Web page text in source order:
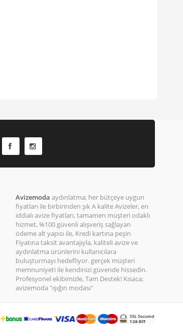
Avizemoda aydınlatma; her bütçeye uygun
fiyatları ile birbirinden şık A kalite Avizeler, en
iddialı avize fiyatları, tamamen müşteri odaklı
hizmet, %100 güvenli alışveriş sağlayan
ödeme alt yapısı ile, Kredi kartına peşin
Fiyatına taksit avantajıyla, kaliteli avize ve
aydınlatma ürünlerini kullanıcılara
buluşturmayı hedefliyor. gerçek müşteri
memnuniyeti ile kendinizi güvende hissedin.
Profesyonel ekibimizle, Tam Destek! Kısaca;
avizemoda "ışığın modası"